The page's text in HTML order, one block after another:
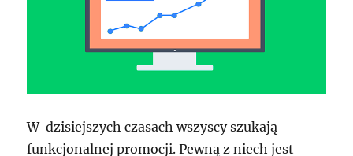
W dzisiejszych czasach wszyscy szukają
funkcjonalnej promocji. Pewną z niech jest